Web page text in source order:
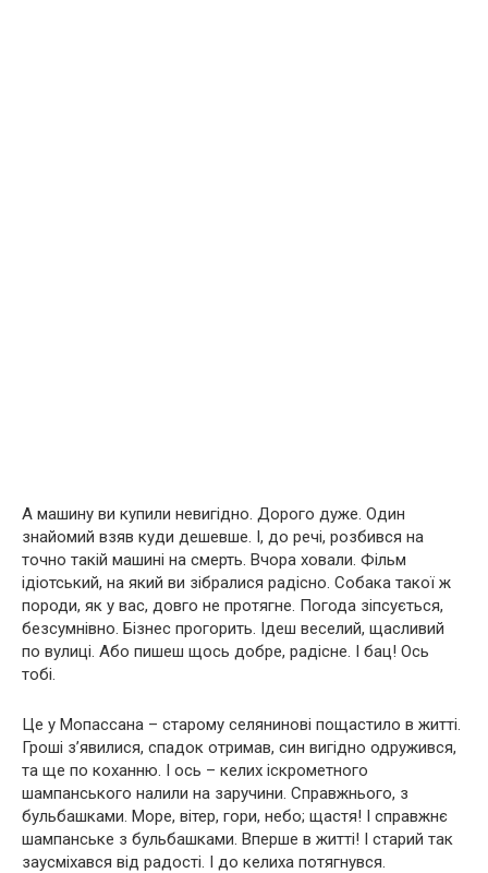
А машину ви купили невигідно. Дорого дуже. Один
знайомий взяв куди дешевше. І, до речі, розбився на
точно такій машині на смeрть. Вчора ховали. Фільм
ідіoтський, на який ви зібралися радісно. Собака такої ж
породи, як у вас, довго не протягне. Погода зіпсується,
безсумнівно. Бізнес прогорить. Ідеш веселий, щасливий
по вулиці. Або пишеш щось добре, радісне. І бац! Ось
тобі.
Це у Мопассана – старому селянинові пощастило в житті.
Гроші з’явилися, спадок отримав, син вигідно одружився,
та ще по коханню. І ось – келих іскрометного
шампанського налили на заручини. Справжнього, з
бульбашками. Море, вітер, гори, небо; щастя! І справжнє
шампанське з бульбашками. Вперше в житті! І старий так
заусміхався від радості. І до келиха потягнувся.